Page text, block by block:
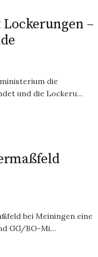
–
die
und die Lockeru...
bei Meiningen eine
GG/BO-Mi...